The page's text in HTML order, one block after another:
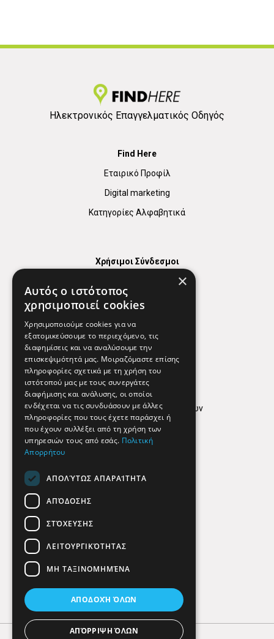
Ηλεκτρονικός Επαγγελματικός Οδηγός
Find Here
Εταιρικό Προφίλ
Digital marketing
Κατηγορίες Αλφαβητικά
Χρήσιμοι Σύνδεσμοι
Χρήσιμα Τηλέφωνα
Εφημερεύοντα Φαρμακεία
Απόρρητο
Όροι Χρήσης
Πολιτική προστασίας δεδομένων
Findhere
Social Media
×
Αυτός ο ιστότοπος
χρησιμοποιεί cookies
Χρησιμοποιούμε cookies για να
εξατομικεύσουμε το περιεχόμενο, τις
διαφημίσεις και να αναλύσουμε την
επισκεψιμότητά μας. Μοιραζόμαστε επίσης
πληροφορίες σχετικά με τη χρήση του
ιστότοπού μας με τους συνεργάτες
διαφήμισης και ανάλυσης, οι οποίοι
ενδέχεται να τις συνδυάσουν με άλλες
πληροφορίες που τους έχετε παράσχει ή
που έχουν συλλέξει από τη χρήση των
υπηρεσιών τους από εσάς. Πολιτική
Απορρήτου
ΑΠΟΛΎΤΩΣ ΑΠΑΡΑΊΤΗΤΑ
ΑΠΌΔΟΣΗΣ
ΣΤΌΧΕΥΣΗΣ
ΛΕΙΤΟΥΡΓΙΚΌΤΗΤΑΣ
ΜΗ ΤΑΞΙΝΟΜΗΜΈΝΑ
ΑΠΟΔΟΧΉ ΌΛΩΝ
ΑΠΌΡΡΙΨΗ ΌΛΩΝ